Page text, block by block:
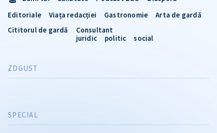
SPECIAL
Editoriale
Viața redacției Gastronomie
Arta de gardă
Cititorul de gardă
Consultant
juridic
politic social
ZDGUST